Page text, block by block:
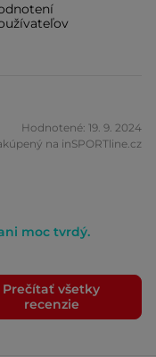
Hodnotené: 19. 9. 2024
na inSPORTline.cz
moc tvrdý.
Prečítať všetky
recenzie